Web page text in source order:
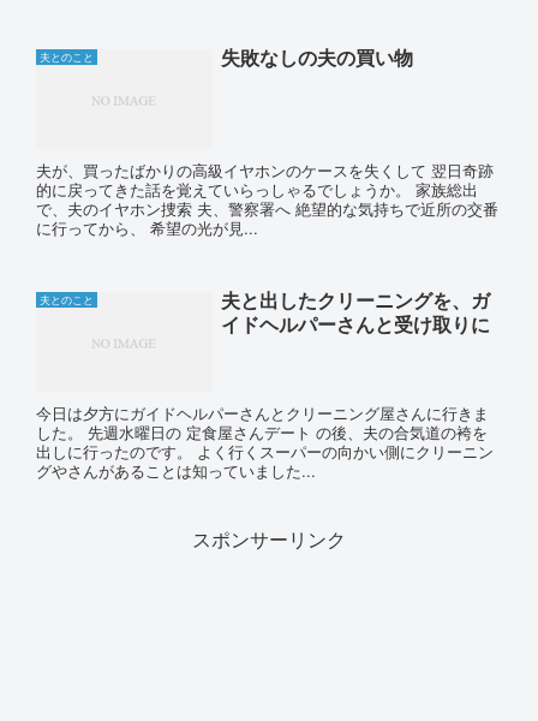
夫とのこと 失敗なしの夫の買い物
夫が、買ったばかりの高級イヤホンのケースを失くして 翌日奇跡
的に戻ってきた話を覚えていらっしゃるでしょうか。 家族総出
で、夫のイヤホン捜索 夫、警察署へ 絶望的な気持ちで近所の交番
に行ってから、 希望の光が見...
夫とのこと
夫と出したクリーニングを、ガ
イドヘルパーさんと受け取りに
今日は夕方にガイドヘルパーさんとクリーニング屋さんに行きま
した。 先週水曜日の 定食屋さんデート の後、夫の合気道の袴を
出しに行ったのです。 よく行くスーパーの向かい側にクリーニン
グやさんがあることは知っていました...
スポンサーリンク